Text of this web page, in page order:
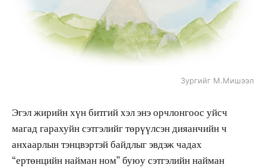
Зургийг М.Мишээл
Эгэл жирийн хүн битгий хэл энэ орчлонгоос уйсч
магад гарахуйн сэтгэлийг төрүүлсэн дияанчийн ч
анхаарлын тэнцвэртэй байдлыг эвдэж чадах
“ертөнцийн найман ном” буюу сэтгэлийн найман